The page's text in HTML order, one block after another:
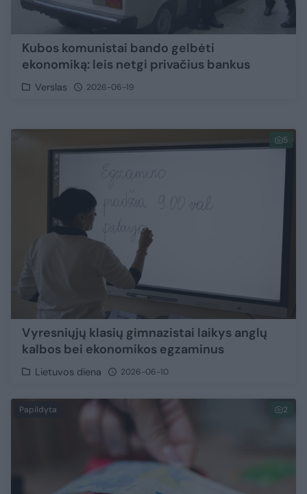
Kubos komunistai bando gelbėti
ekonomiką: leis netgi privačius bankus
Verslas 2026-06-19
5
Vyresniųjų klasių gimnazistai laikys anglų
kalbos bei ekonomikos egzaminus
Lietuvos diena 2026-06-10
Papildyta 2